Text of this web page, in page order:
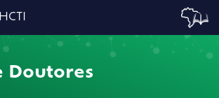
de mulheres entre os
Doutores